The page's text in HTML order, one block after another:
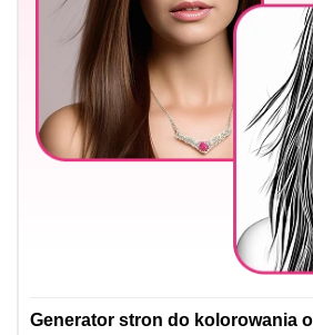
Generator stron do kolorowania